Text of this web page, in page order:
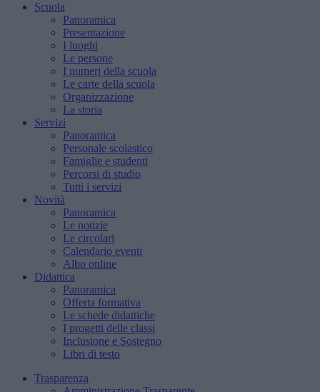
Scuola
Panoramica
Presentazione
I luoghi
Le persone
I numeri della scuola
Le carte della scuola
Organizzazione
La storia
Servizi
Panoramica
Personale scolastico
Famiglie e studenti
Percorsi di studio
Tutti i servizi
Novità
Panoramica
Le notizie
Le circolari
Calendario eventi
Albo online
Didattica
Panoramica
Offerta formativa
Le schede didattiche
I progetti delle classi
Inclusione e Sostegno
Libri di testo
Trasparenza